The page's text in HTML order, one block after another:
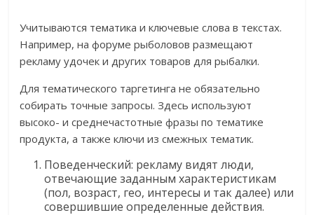
Учитываются тематика и ключевые слова в текстах.
Например, на форуме рыболовов размещают
рекламу удочек и других товаров для рыбалки.
Для тематического таргетинга не обязательно
собирать точные запросы. Здесь используют
высоко- и среднечастотные фразы по тематике
продукта, а также ключи из смежных тематик.
Поведенческий: рекламу видят люди,
отвечающие заданным характеристикам
(пол, возраст, гео, интересы и так далее) или
совершившие определенные действия.